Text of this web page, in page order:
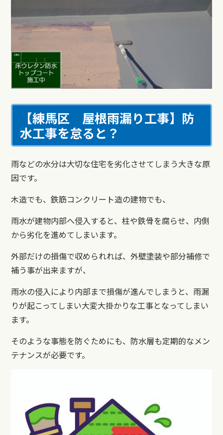
【練馬区 屋根雨漏り工事】 防
水工事を怠ると？
雨などの水分は大切な住宅を劣化させてしまう大きな原
因です。
木造でも、鉄筋コンクリート造の建物でも、
雨水が建物内部へ侵入すると、柱や鉄骨を腐らせ、内側
から劣化を進めてしまいます。
外部だけの損傷で収められれば、外壁塗装や部分補修で
補う事が出来ますが、
雨水の侵入により内部まで損傷が進んでしまうと、雨漏
りが起こってしまい大変大掛かりな工事となってしまい
ます。
そのような事態を防ぐためにも、防水層も定期的なメン
テナンスが必要です。